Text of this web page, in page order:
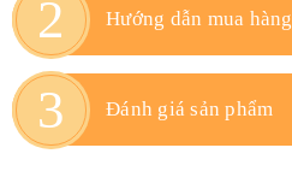
Hướng dẫn mua hàng
Đánh giá sản phẩm